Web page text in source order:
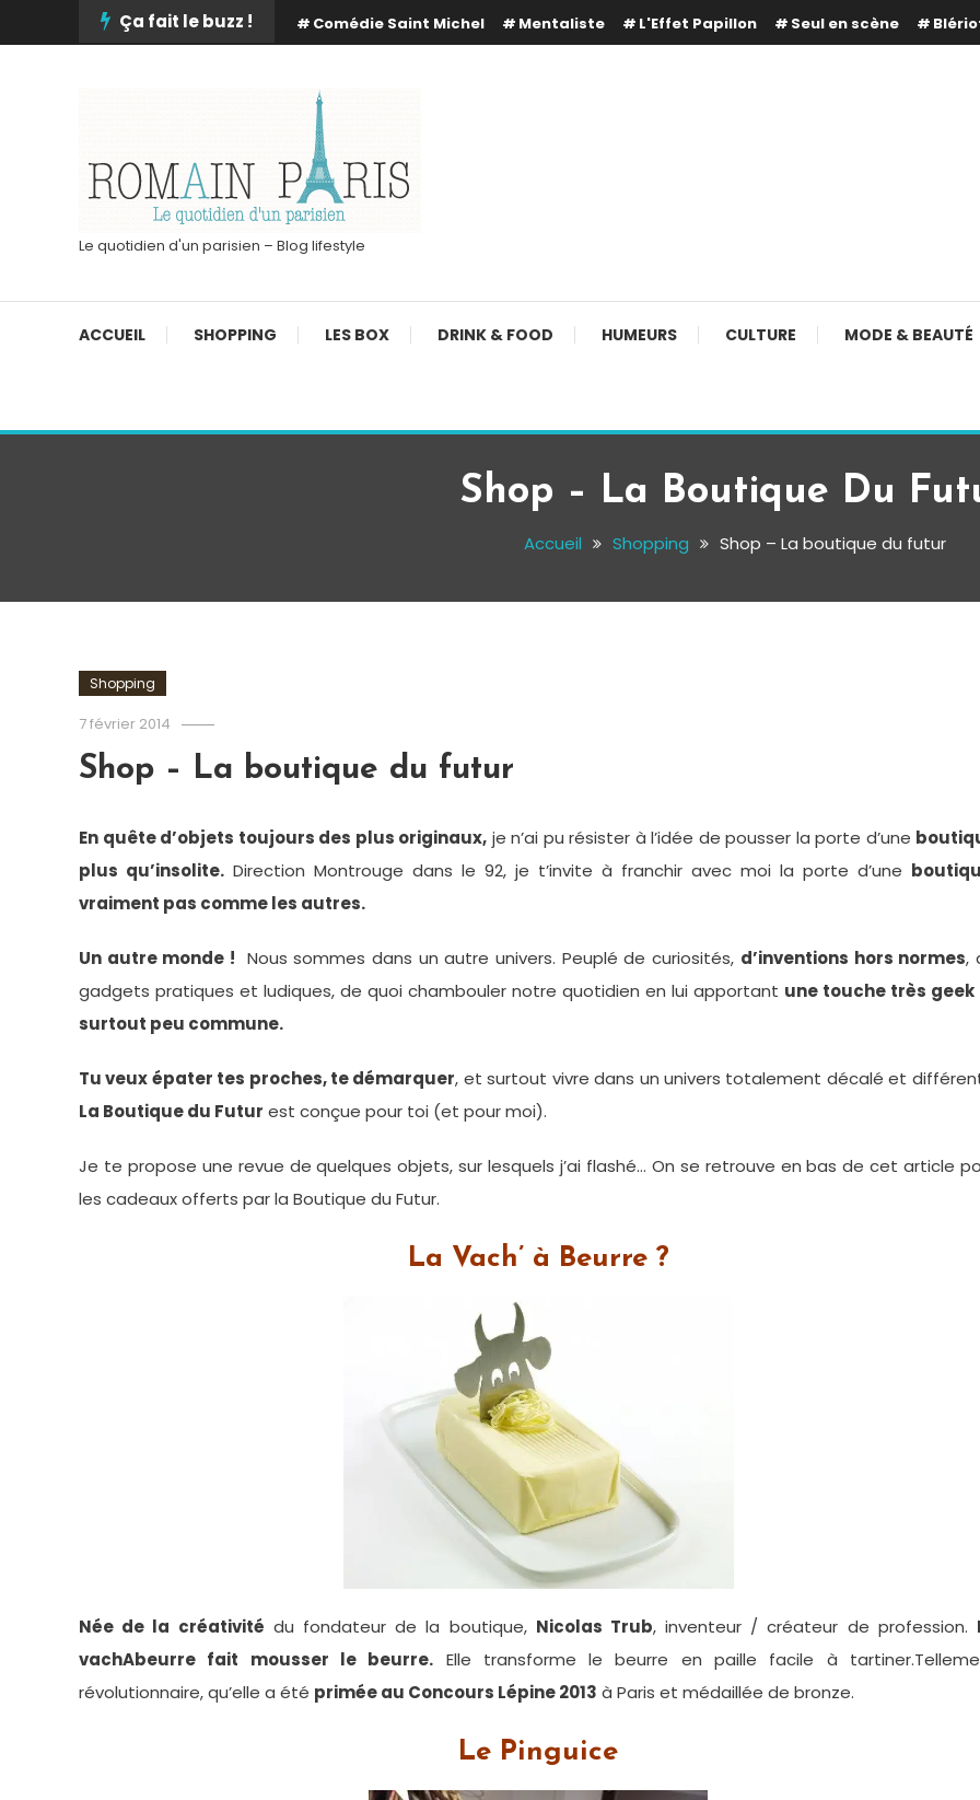
To
Ça fait le buzz ! Comédie Saint Michel Mentaliste L'Effet Papillon Seul en scène
Le quotidien d'un parisien – Blog lifestyle
ACCUEIL SHOPPING LES BOX DRINK & FOOD HUMEURS CULTURE MODE & BEAUTÉ
Shop – La Boutique Du
Accueil Shopping Shop – La boutique du futur
Shopping
7 février 2014
Paris
Shop – La boutique du futur
En quête d’objets toujours des plus originaux, je n’ai pu résister à l’idée de pousser la porte d’une
plus qu’insolite. Direction Montrouge dans le 92, je t’invite à franchir avec moi la porte d’une
vraiment pas comme les autres.
Un autre monde ! Nous sommes dans un autre univers. Peuplé de curiosités, d’inventions hors normes,
gadgets pratiques et ludiques, de quoi chambouler notre quotidien en lui apportant une touche très geek
surtout peu commune.
Tu veux épater tes proches, te démarquer, et surtout vivre dans un univers totalement décalé et
La Boutique du Futur est conçue pour toi (et pour moi).
Je te propose une revue de quelques objets, sur lesquels j’ai flashé… On se retrouve en bas de cet article
les cadeaux offerts par la Boutique du Futur.
La Vach’ à Beurre ?
Née de la créativité du fondateur de la boutique, Nicolas Trub, inventeur / créateur de profession.
vachAbeurre fait mousser le beurre. Elle transforme le beurre en paille facile à
révolutionnaire, qu’elle a été primée au Concours Lépine 2013 à Paris et médaillée de bronze.
Le Pinguice